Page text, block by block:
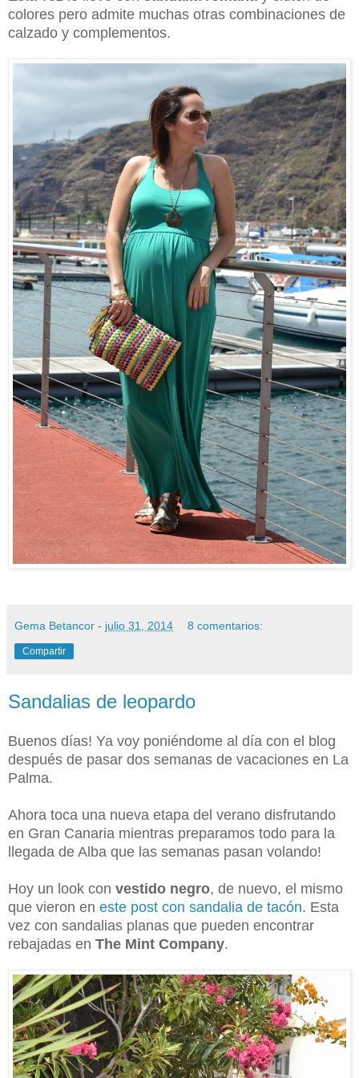
colores pero admite muchas otras combinaciones de
calzado y complementos.
Gema Betancor - julio 31, 2014 8 comentarios:
Compartir
Sandalias de leopardo
Buenos días! Ya voy poniéndome al día con el blog
después de pasar dos semanas de vacaciones en La
Palma.
Ahora toca una nueva etapa del verano disfrutando
en Gran Canaria mientras preparamos todo para la
llegada de Alba que las semanas pasan volando!
Hoy un look con vestido negro, de nuevo, el mismo
que vieron en este post con sandalia de tacón. Esta
vez con sandalias planas que pueden encontrar
rebajadas en The Mint Company.